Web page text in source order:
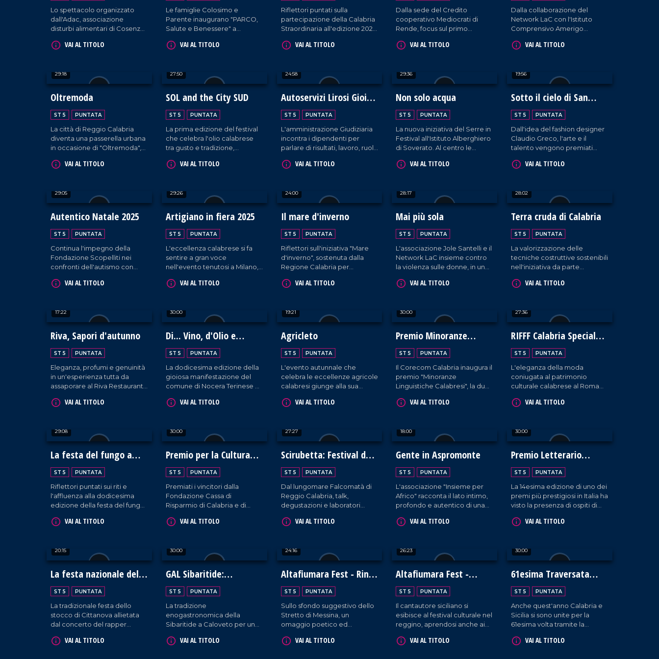
Lo spettacolo organizzato
dall'Adac, associazione
disturbi alimentari di Cosenza,
nazionale del Fiocchetto Lilla.
VAI AL TITOLO
Le famiglie Colosimo e
Parente inaugurano "PARCO,
Salute e Benessere" a
servizi integrati di riabilitazione
VAI AL TITOLO
Riflettori puntati sulla
partecipazione della Calabria
Straordinaria all'edizione 2026
Rimini.VAI AL TITOLO
Dalla sede del Credito
cooperativo Mediocrati di
Rende, focus sul primo
sociale e la cooperazione
VAI AL TITOLO
Dalla collaborazione del
Network LaC con l'Istituto
Comprensivo Amerigo
nasce un'iniziativa che aiuta i
Solidarietà. Il PalaSport di
Pizzo diventa, così, luogo di
incontro, sensibilizzazione e
perfino convivialità grazie alle
prelibatezze del Riva
Restaurant di Falerna.
VAI AL TITOLO
29:18
Oltremoda
ST 5 PUNTATA
La città di Reggio Calabria
diventa una passerella urbana
in occasione di "Oltremoda",
ospiti di prestigio.
VAI AL TITOLO
27:50
SOL and the City SUD
ST 5 PUNTATA
La prima edizione del festival
che celebra l'olio calabrese
tra gusto e tradizione,
Catanzaro.
VAI AL TITOLO
24:58
Autoservizi Lirosi Gioia
Tauro: Lavoro e legalità
ST 5 PUNTATA
L'amministrazione Giudiziaria
incontra i dipendenti per
parlare di risultati, lavoro, ruolo
pratiche in territori complessi.
VAI AL TITOLO
29:36
Non solo acqua
ST 5 PUNTATA
La nuova iniziativa del Serre in
Festival all'Istituto Alberghiero
di Soverato. Al centro le
calabresi.
VAI AL TITOLO
19:56
Sotto il cielo di San
Francesco
ST 5 PUNTATA
Dall'idea del fashion designer
Claudio Greco, l'arte e il
talento vengono premiati
Patrono della Calabria.
VAI AL TITOLO
29:05
Autentico Natale 2025
ST 5 PUNTATA
Continua l'impegno della
Fondazione Scopelliti nei
confronti dell'autismo con
Calabria.VAI AL TITOLO
29:26
Artigiano in fiera 2025
ST 5 PUNTATA
L'eccellenza calabrese si fa
sentire a gran voce
nell'evento tenutosi a Milano,
aziende presenti nel
VAI AL TITOLO
24:00
Il mare d'inverno
ST 5 PUNTATA
Riflettori sull'iniziativa "Mare
d'inverno", sostenuta dalla
Regione Calabria per
Tra le 11 tappe nella nostra
quella nel quartiere Lido di
Catanzaro.
VAI AL TITOLO
28:17
Mai più sola
ST 5 PUNTATA
L'associazione Jole Santelli e il
Network LaC insieme contro
la violenza sulle donne, in una
organizzata a Reggio
VAI AL TITOLO
28:02
Terra cruda di Calabria
ST 5 PUNTATA
La valorizzazione delle
tecniche costruttive sostenibili
nell'iniziativa da parte
terra cruda" a Zambrone.
VAI AL TITOLO
17:22
Riva, Sapori d'autunno
ST 5 PUNTATA
Eleganza, profumi e genuinità
in un'esperienza tutta da
assaporare al Riva Restaurant
VAI AL TITOLO
30:00
Di... Vino, d'Olio e
Dintorni
ST 5 PUNTATA
La dodicesima edizione della
gioiosa manifestazione del
comune di Nocera Terinese a
VAI AL TITOLO
19:21
Agricleto
ST 5 PUNTATA
L'evento autunnale che
celebra le eccellenze agricole
calabresi giunge alla sua
VAI AL TITOLO
30:00
Premio Minoranze
Linguistiche Calabresi
ST 5 PUNTATA
Il Corecom Calabria inaugura il
premio "Minoranze
Linguistiche Calabresi", la due
di promuovere l'identità della
VAI AL TITOLO
27:36
RIFFF Calabria Special
Edition
ST 5 PUNTATA
L'eleganza della moda
coniugata al patrimonio
culturale calabrese al Roma
Festival che per la prima volta
VAI AL TITOLO
29:08
La festa del fungo a
Serra San Bruno
ST 5 PUNTATA
Riflettori puntati sui riti e
l'affluenza alla dodicesima
edizione della festa del fungo
biodiversità e turismo
VAI AL TITOLO
30:00
Premio per la Cultura
Mediterranea
ST 5 PUNTATA
Premiati i vincitori dalla
Fondazione Cassa di
Risparmio di Calabria e di
diciannovesima edizione del
VAI AL TITOLO
27:27
Scirubetta: Festival del
Gelato Artigianale
ST 5 PUNTATA
Dal lungomare Falcomatà di
Reggio Calabria, talk,
degustazioni e laboratori
maestria culinaria di gelatieri
VAI AL TITOLO
18:00
Gente in Aspromonte
ST 5 PUNTATA
L'associazione "Insieme per
Africo" racconta il lato intimo,
profondo e autentico di una
spesso tenuta ai margini.
VAI AL TITOLO
30:00
Premio Letterario
Caccuri
ST 5 PUNTATA
La 14esima edizione di uno dei
premi più prestigiosi in Italia ha
visto la presenza di ospiti di
settore della comunicazione
VAI AL TITOLO
20:15
La festa nazionale dello
stocco
ST 5 PUNTATA
La tradizionale festa dello
stocco di Cittanova allietata
dal concerto del rapper
VAI AL TITOLO
30:00
GAL Sibaritide:
governare la bellezza
ST 5 PUNTATA
La tradizione
enogastronomica della
Sibaritide a Caloveto per un
governarne le bellezza.
VAI AL TITOLO
24:16
Altafiumara Fest - Rino
Gaetano Band
ST 5 PUNTATA
Sullo sfondo suggestivo dello
Stretto di Messina, un
omaggio poetico ed
calabrese da parte della sua
VAI AL TITOLO
26:23
Altafiumara Fest -
Mario Venuti
ST 5 PUNTATA
Il cantautore siciliano si
esibisce al festival culturale nel
reggino, aprendosi anche ai
VAI AL TITOLO
30:00
61esima Traversata
dello Stretto
ST 5 PUNTATA
Anche quest'anno Calabria e
Sicilia si sono unite per la
61esima volta tramite la
storica gara che vede la
VAI AL TITOLO